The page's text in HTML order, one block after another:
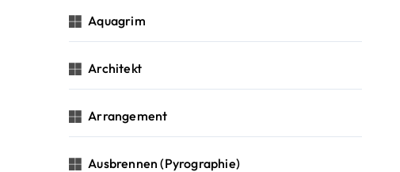
Aquagrim
Architekt
Arrangement
Ausbrennen (Pyrographie)